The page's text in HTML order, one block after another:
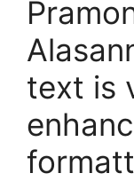
text is